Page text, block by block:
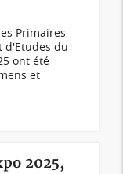
Primaires
d'Etudes du
ont été
et
2025,